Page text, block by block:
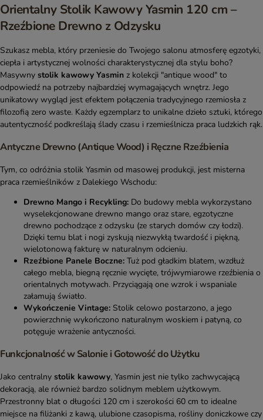
Orientalny Stolik Kawowy Yasmin 120 cm –
Rzeźbione Drewno z Odzysku
Szukasz mebla, który przeniesie do Twojego salonu atmosferę egzotyki,
ciepła i artystycznej wolności charakterystycznej dla stylu boho?
Masywny stolik kawowy Yasmin z kolekcji "antique wood" to
odpowiedź na potrzeby najbardziej wymagających wnętrz. Jego
unikatowy wygląd jest efektem połączenia tradycyjnego rzemiosła z
filozofią zero waste. Każdy egzemplarz to unikalne dzieło sztuki, którego
autentyczność podkreślają ślady czasu i rzemieślnicza praca ludzkich rąk.
Antyczne Drewno (Antique Wood) i Ręczne Rzeźbienia
Tym, co odróżnia stolik Yasmin od masowej produkcji, jest misterna
praca rzemieślników z Dalekiego Wschodu:
Drewno Mango i Recykling: Do budowy mebla wykorzystano
wyselekcjonowane drewno mango oraz stare, egzotyczne
drewno pochodzące z odzysku (ze starych domów czy łodzi).
Dzięki temu blat i nogi zyskują niezwykłą twardość i piękną,
wielotonową fakturę w naturalnym odcieniu.
Rzeźbione Panele Boczne: Tuż pod gładkim blatem, wzdłuż
całego mebla, biegną ręcznie wycięte, trójwymiarowe rzeźbienia o
orientalnych motywach. Przyciągają one wzrok i wspaniale
załamują światło.
Wykończenie Vintage: Stolik celowo postarzono, a jego
powierzchnię wykończono naturalnym woskiem i patyną, co
potęguje wrażenie antyczności.
Funkcjonalność w Salonie i Gotowość do Użytku
Jako centralny stolik kawowy, Yasmin jest nie tylko zachwycającą
dekoracją, ale również bardzo solidnym meblem użytkowym.
Przestronny blat o długości 120 cm i szerokości 60 cm to idealne
miejsce na filiżanki z kawą, ulubione czasopisma, rośliny doniczkowe czy